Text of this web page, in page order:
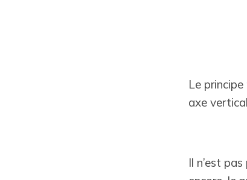
Le
axe
Il n’est